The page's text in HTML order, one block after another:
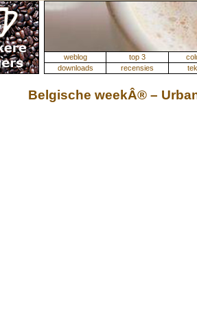
weblog top 3
downloads
recensies
Belgische weekÂ® –